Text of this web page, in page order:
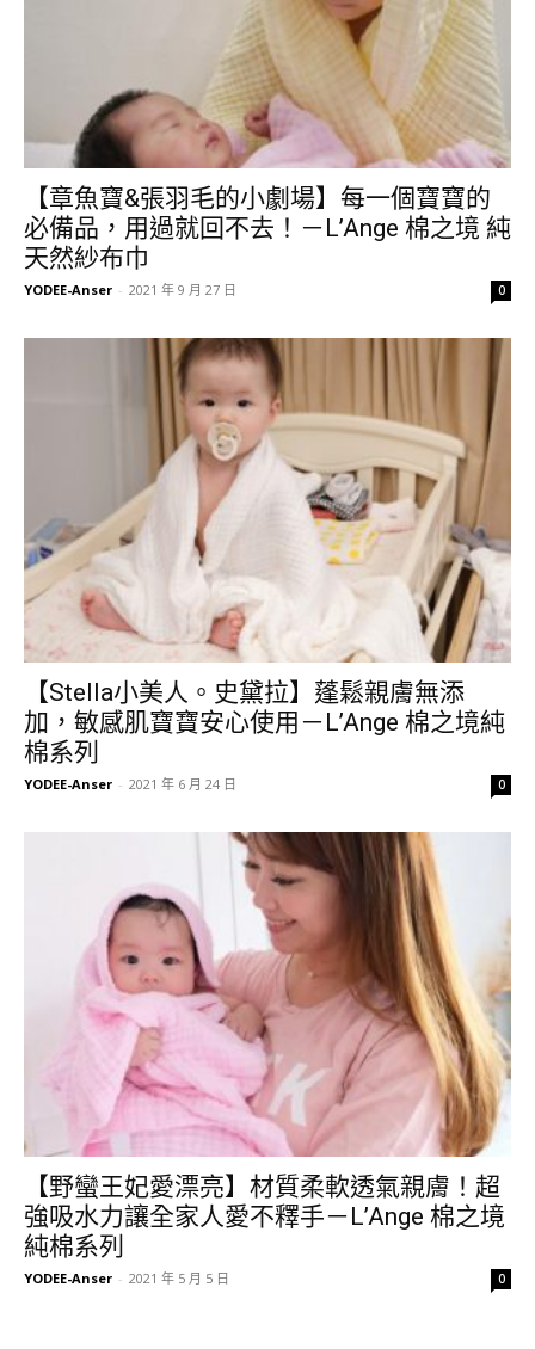
【章魚寶&張羽毛的小劇場】每一個寶寶的
必備品，用過就回不去！－L’Ange 棉之境 純
天然紗布巾
YODEE-Anser - 2021 年 9 月 27 日 0
【Stella小美人。史黛拉】蓬鬆親膚無添
加，敏感肌寶寶安心使用－L’Ange 棉之境純
棉系列
YODEE-Anser - 2021 年 6 月 24 日 0
【野蠻王妃愛漂亮】材質柔軟透氣親膚！超
強吸水力讓全家人愛不釋手－L’Ange 棉之境
純棉系列
YODEE-Anser - 2021 年 5 月 5 日 0